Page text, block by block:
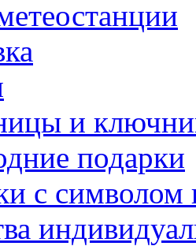
и
подарки
с символом